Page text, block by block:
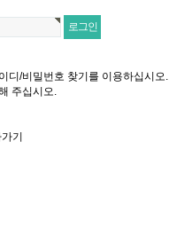
디/비밀번호 찾기를 이용하십시오.
주십시오.
기